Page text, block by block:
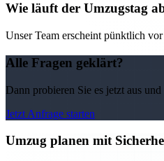
Wie läuft der Umzugstag
Unser Team erscheint pünktlich
Alle Fragen geklärt?
Dann probieren Sie es jetzt aus
Jetzt Anfrage starten
Umzug planen mit